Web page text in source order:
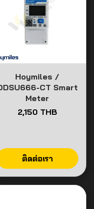
Hoymiles /
CT Smart
Meter
2,150 THB
ติดต่อเรา